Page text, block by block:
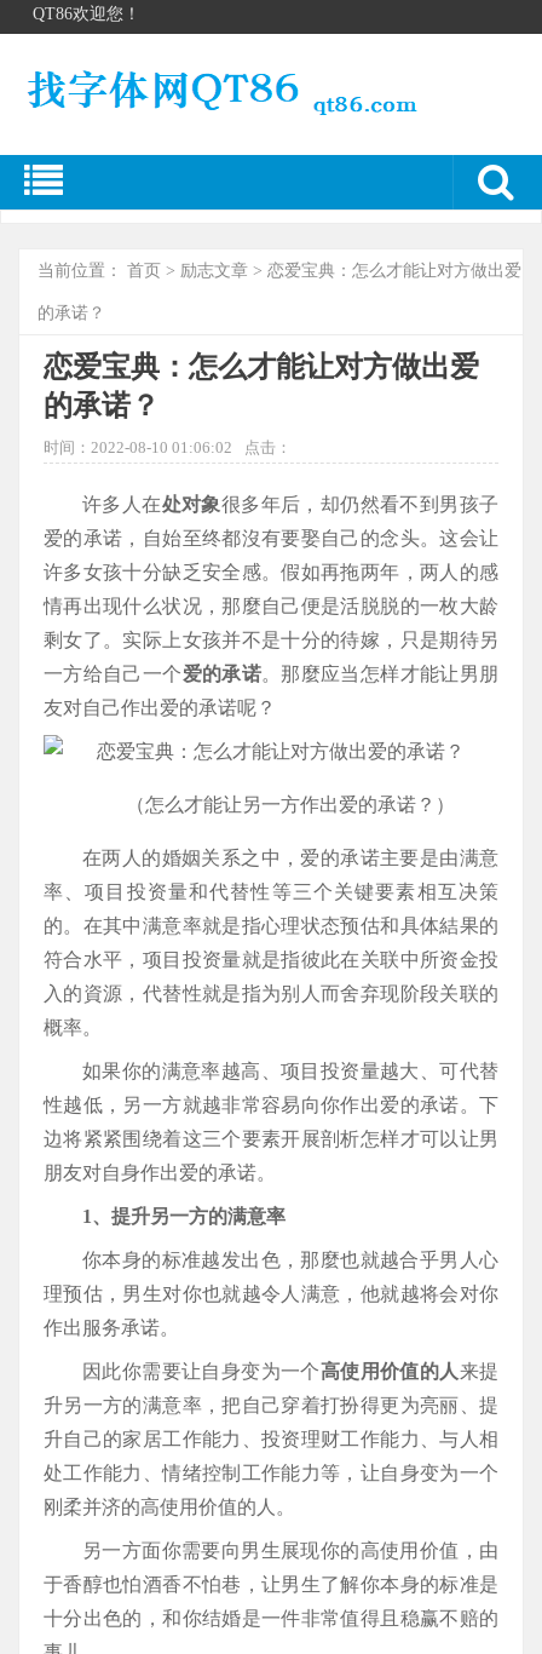
QT86欢迎您！
当前位置： 首页 > 励志文章 > 恋爱宝典：怎么才能让对方做出爱
的承诺？
恋爱宝典：怎么才能让对方做出爱
的承诺？
时间：2022-08-10 01:06:02 点击：
许多人在处对象很多年后，却仍然看不到男孩子
爱的承诺，自始至终都沒有要娶自己的念头。这会让
许多女孩十分缺乏安全感。假如再拖两年，两人的感
情再出现什么状况，那麼自己便是活脱脱的一枚大龄
剩女了。实际上女孩并不是十分的待嫁，只是期待另
一方给自己一个爱的承诺。那麼应当怎样才能让男朋
友对自己作出爱的承诺呢？
（怎么才能让另一方作出爱的承诺？）
在两人的婚姻关系之中，爱的承诺主要是由满意
率、项目投资量和代替性等三个关键要素相互决策
的。在其中满意率就是指心理状态预估和具体結果的
符合水平，项目投资量就是指彼此在关联中所资金投
入的資源，代替性就是指为别人而舍弃现阶段关联的
概率。
如果你的满意率越高、项目投资量越大、可代替
性越低，另一方就越非常容易向你作出爱的承诺。下
边将紧紧围绕着这三个要素开展剖析怎样才可以让男
朋友对自身作出爱的承诺。
1、提升另一方的满意率
你本身的标准越发出色，那麼也就越合乎男人心
理预估，男生对你也就越令人满意，他就越将会对你
作出服务承诺。
因此你需要让自身变为一个高使用价值的人来提
升另一方的满意率，把自己穿着打扮得更为亮丽、提
升自己的家居工作能力、投资理财工作能力、与人相
处工作能力、情绪控制工作能力等，让自身变为一个
刚柔并济的高使用价值的人。
另一方面你需要向男生展现你的高使用价值，由
于香醇也怕酒香不怕巷，让男生了解你本身的标准是
十分出色的，和你结婚是一件非常值得且稳赢不赔的